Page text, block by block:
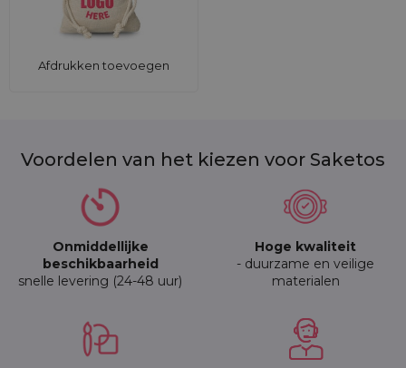
Afdrukken toevoegen
Voordelen van het kiezen voor Saketos
Onmiddellijke
beschikbaarheid
snelle levering (24-48 uur)
Hoge kwaliteit
- duurzame en veilige
materialen